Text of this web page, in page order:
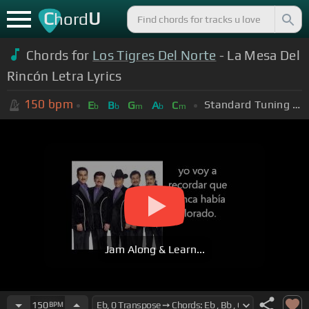
ChordU
Chords for Los Tigres Del Norte - La Mesa Del
Rincón Letra Lyrics
150 bpm Eb Bb Gm Ab Cm Standard Tuning (EADGBE)
Jam Along & Learn...
150BPM